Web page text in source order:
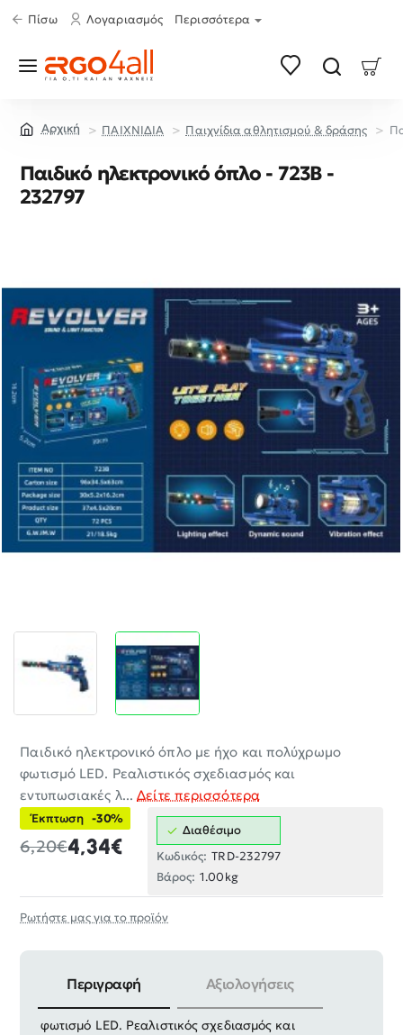
Πίσω Λογαριασμός Περισσότερα
ΠΑΙΧΝΙΔΙΑ Παιχνίδια αθλητισμού & δράσης
Παιδικό ηλεκτρονικό όπλο - 723B -
232797
Παιδικό ηλεκτρονικό όπλο με ήχο και πολύχρωμο
φωτισμό LED. Ρεαλιστικός σχεδιασμός και
εντυπωσιακές λ...Δείτε περισσότερα
Έκπτωση -30%
4,34€
6,20€
Διαθέσιμο
Κωδικός: TRD-232797
Βάρος: 1.00kg
Ρωτήστε μας για το προϊόν
Περιγραφή Αξιολογήσεις
Παιδικό ηλεκτρονικό όπλο με ήχο και πολύχρωμο
φωτισμό LED. Ρεαλιστικός σχεδιασμός και